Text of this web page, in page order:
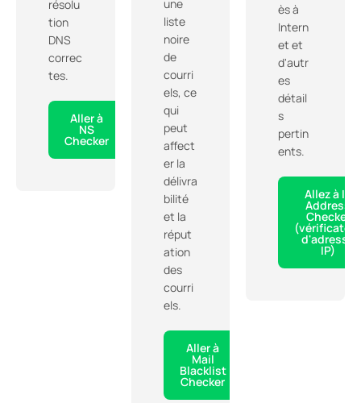
résolu
tion
DNS
correc
tes.
Aller à
NS
Checker
une
liste
noire
de
courri
els, ce
qui
peut
affect
er la
délivra
bilité
et la
réput
ation
des
courri
els.
Aller à
Mail
Blacklist
Checker
ès à
Intern
et et
d'autr
es
détail
s
pertin
ents.
Allez à IP
Address
Checker
d'adresse
IP)